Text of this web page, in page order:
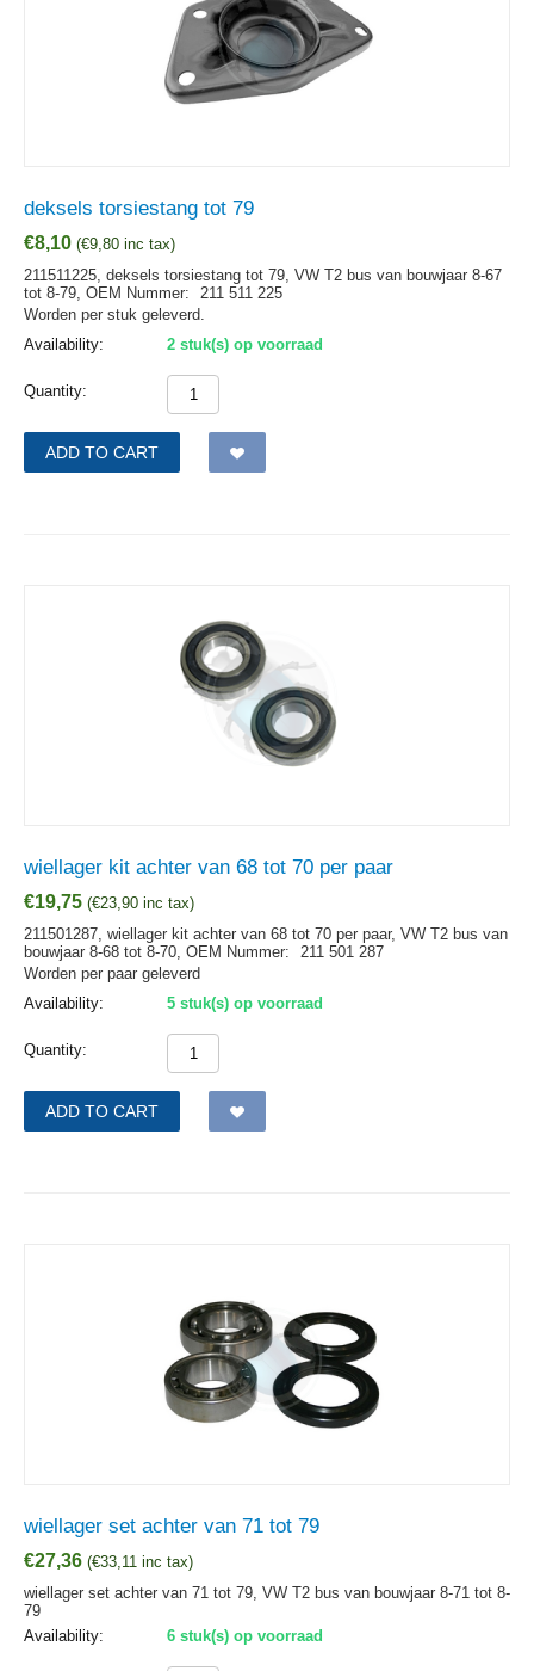
deksels torsiestang tot 79
€8,10 (€9,80 inc tax)
211511225, deksels torsiestang tot 79, VW T2 bus van bouwjaar 8-67
tot 8-79, OEM Nummer:
211 511 225
Worden per stuk geleverd.
Availability:
2 stuk(s) op voorraad
Quantity:
ADD TO CART
wiellager kit achter van 68 tot 70 per paar
€19,75 (€23,90 inc tax)
211501287, wiellager kit achter van 68 tot 70 per paar, VW T2 bus van
bouwjaar 8-68 tot 8-70, OEM Nummer:
211 501 287
Worden per paar geleverd
Availability:
5 stuk(s) op voorraad
Quantity:
ADD TO CART
wiellager set achter van 71 tot 79
€27,36 (€33,11 inc tax)
wiellager set achter van 71 tot 79, VW T2 bus van bouwjaar 8-71 tot 8-
79
Availability:
6 stuk(s) op voorraad